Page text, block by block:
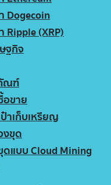
Dogecoin
Ripple (XRP)
ฐกิจ
ณฑ์
อขาย
ป๋าเก็บเหรียญ
งขุด
ดแบบ Cloud Mining